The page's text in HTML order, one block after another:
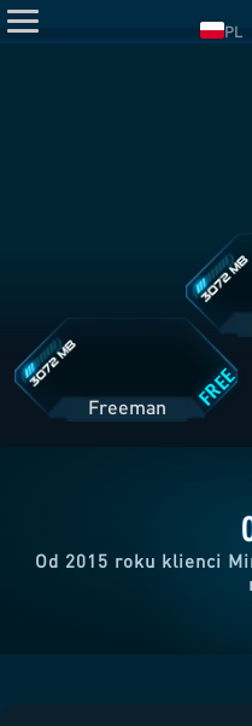
PL
Od 2015 roku klienci